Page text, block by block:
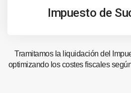
Impuesto de
Tramitamos la liquidación del
optimizando los costes fiscales